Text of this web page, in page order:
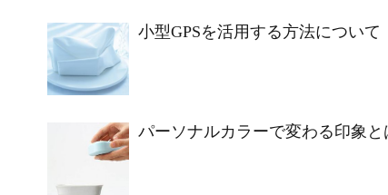
小型GPSを活用する方法について
パーソナルカラーで変わる印象と